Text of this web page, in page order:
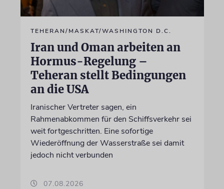
TEHERAN/MASKAT/WASHINGTON D.C.
Iran und Oman arbeiten an
Hormus-Regelung –
Teheran stellt Bedingungen
an die USA
Iranischer Vertreter sagen, ein
Rahmenabkommen für den Schiffsverkehr sei
weit fortgeschritten. Eine sofortige
Wiederöffnung der Wasserstraße sei damit
jedoch nicht verbunden
07.08.2026